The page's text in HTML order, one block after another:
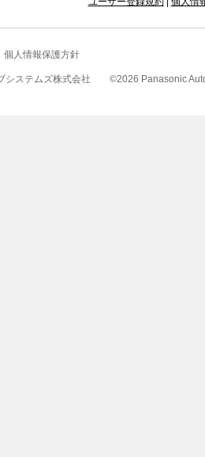
個人情報保護方針
システムズ株式会社 ©2026 Panasonic